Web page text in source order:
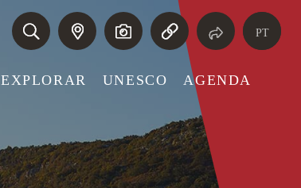
EXPLORAR UNESCO AGENDA
PT